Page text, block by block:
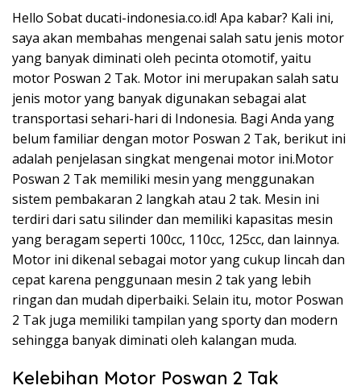
Hello Sobat ducati-indonesia.co.id! Apa kabar? Kali ini,
saya akan membahas mengenai salah satu jenis motor
yang banyak diminati oleh pecinta otomotif, yaitu
motor Poswan 2 Tak. Motor ini merupakan salah satu
jenis motor yang banyak digunakan sebagai alat
transportasi sehari-hari di Indonesia. Bagi Anda yang
belum familiar dengan motor Poswan 2 Tak, berikut ini
adalah penjelasan singkat mengenai motor ini.Motor
Poswan 2 Tak memiliki mesin yang menggunakan
sistem pembakaran 2 langkah atau 2 tak. Mesin ini
terdiri dari satu silinder dan memiliki kapasitas mesin
yang beragam seperti 100cc, 110cc, 125cc, dan lainnya.
Motor ini dikenal sebagai motor yang cukup lincah dan
cepat karena penggunaan mesin 2 tak yang lebih
ringan dan mudah diperbaiki. Selain itu, motor Poswan
2 Tak juga memiliki tampilan yang sporty dan modern
sehingga banyak diminati oleh kalangan muda.
Kelebihan Motor Poswan 2 Tak